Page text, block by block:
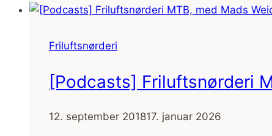
vandring,
Gitte
Friluftsnørderi
[Podcasts] Friluftsnørderi
12. september 201817. januar 2026